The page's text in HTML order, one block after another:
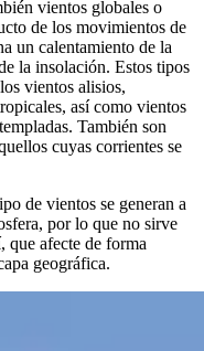
vientos globales o
de los movimientos de
un calentamiento de la
la insolación. Estos tipos
vientos alisios,
así como vientos
También son
cuyas corrientes se
de vientos se generan a
por lo que no sirve
que afecte de forma
geográfica.